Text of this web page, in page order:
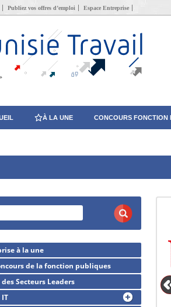
Publiez vos offres d’emploi Espace Entreprise
À LA UNE CONCOURS FONCTION
à la une
de la fonction publiques
des Secteurs Leaders
IT